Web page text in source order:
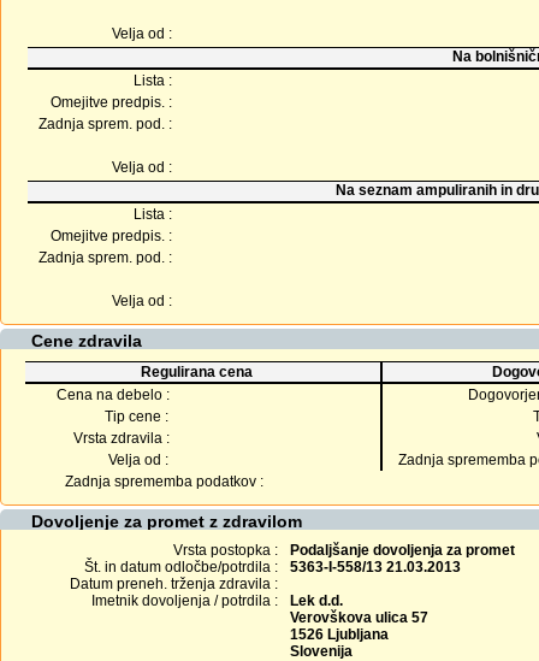
Velja od :
Na
Lista :
Omejitve predpis. :
Zadnja sprem. pod. :
Velja od :
Na seznam ampuliranih in
Lista :
Omejitve predpis. :
Zadnja sprem. pod. :
Velja od :
Cene zdravila
Regulirana cena
Cena na debelo :
Tip cene :
Vrsta zdravila :
Velja od :
Zadnja sprememba
Zadnja sprememba podatkov :
Dovoljenje za promet z zdravilom
Vrsta postopka :
Podaljšanje dovoljenja za promet
Št. in datum odločbe/potrdila :
5363-I-558/13 21.03.2013
Datum preneh. trženja zdravila :
Imetnik dovoljenja / potrdila :
Lek d.d.
Verovškova ulica 57
1526 Ljubljana
Slovenija